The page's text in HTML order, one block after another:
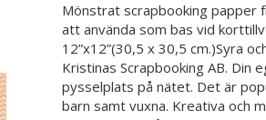
Mönstrat scrapbooking papper
att använda som bas vid
12”x12”(30,5 x 30,5 cm.)Syra
Kristinas Scrapbooking AB. Din
pysselplats på nätet. Det är
barn samt vuxna. Kreativa och